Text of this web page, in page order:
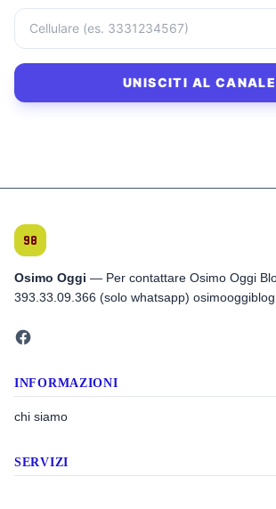
UNISCITI AL CANALE
Osimo Oggi — Per contattare Osimo Oggi
393.33.09.366 (solo whatsapp)
INFORMAZIONI
chi siamo
SERVIZI